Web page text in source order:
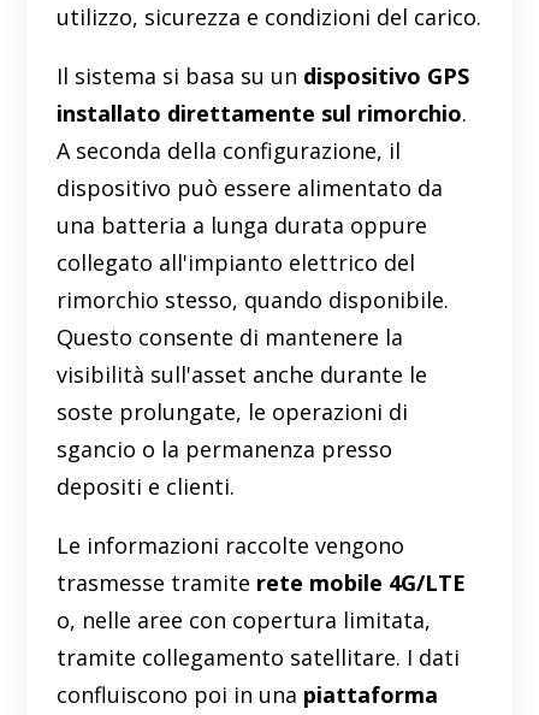
utilizzo, sicurezza e condizioni del carico.
Il sistema si basa su un dispositivo GPS
installato direttamente sul rimorchio.
A seconda della configurazione, il
dispositivo può essere alimentato da
una batteria a lunga durata oppure
collegato all'impianto elettrico del
rimorchio stesso, quando disponibile.
Questo consente di mantenere la
visibilità sull'asset anche durante le
soste prolungate, le operazioni di
sgancio o la permanenza presso
depositi e clienti.
Le informazioni raccolte vengono
trasmesse tramite rete mobile 4G/LTE
o, nelle aree con copertura limitata,
tramite collegamento satellitare. I dati
confluiscono poi in una piattaforma